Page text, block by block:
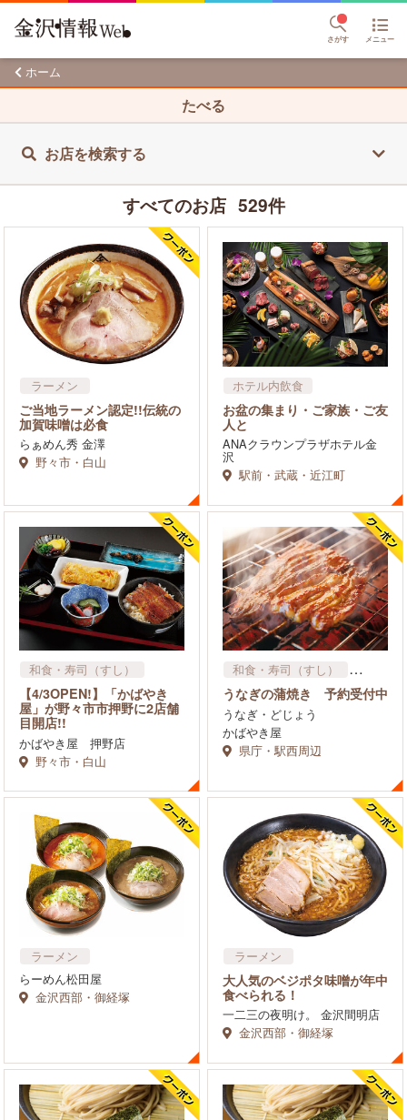
さがす メニュー
ホーム
たべる
お店を検索する
すべてのお店 529件
ラーメン
ご当地ラーメン認定!!伝統の
加賀味噌は必食
らぁめん秀 金澤
野々市・白山
ホテル内飲食
お盆の集まり・ご家族・ご友
人と
ANAクラウンプラザホテル金
沢
駅前・武蔵・近江町
和食・寿司（すし）
【4/3OPEN!】「かばやき
屋」が野々市市押野に2店舗
目開店!!
かばやき屋 押野店
野々市・白山
和食・寿司（すし）
屋台
その他
うなぎの蒲焼き 予約受付中
うなぎ・どじょう
かばやき屋
県庁・駅西周辺
ラーメン
らーめん松田屋
金沢西部・御経塚
ラーメン
大人気のベジポタ味噌が年中
食べられる！
一二三の夜明け。 金沢間明店
金沢西部・御経塚